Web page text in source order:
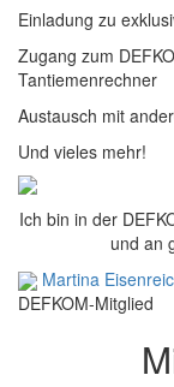
Einladung zu
Zugang zum
Tantiemenrechner
Austausch mit
Und vieles mehr!
Ich bin in der
und an
Martina
DEFKOM-Mitglied